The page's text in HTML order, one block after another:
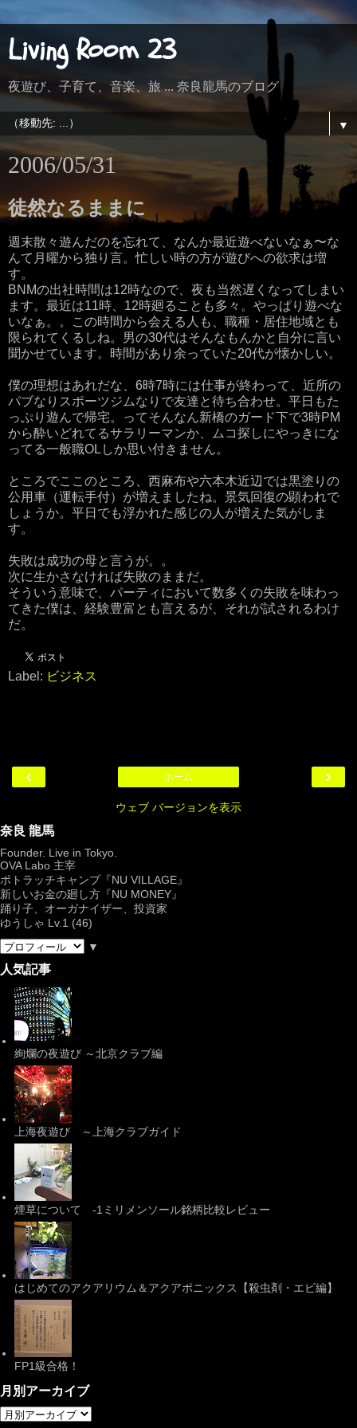
Living Room 23
夜遊び、子育て、音楽、旅 ... 奈良龍馬のブログ
▼
2006/05/31
徒然なるままに
週末散々遊んだのを忘れて、なんか最近遊べないなぁ〜な
んて月曜から独り言。忙しい時の方が遊びへの欲求は増
す。
BNMの出社時間は12時なので、夜も当然遅くなってしまい
ます。最近は11時、12時廻ることも多々。やっぱり遊べな
いなぁ。。この時間から会える人も、職種・居住地域とも
限られてくるしね。男の30代はそんなもんかと自分に言い
聞かせています。時間があり余っていた20代が懐かしい。
僕の理想はあれだな、6時7時には仕事が終わって、近所の
パブなりスポーツジムなりで友達と待ち合わせ。平日もた
っぷり遊んで帰宅。ってそんなん新橋のガード下で3時PM
から酔いどれてるサラリーマンか、ムコ探しにやっきにな
ってる一般職OLしか思い付きません。
ところでここのところ、西麻布や六本木近辺では黒塗りの
公用車（運転手付）が増えましたね。景気回復の顕われで
しょうか。平日でも浮かれた感じの人が増えた気がしま
す。
失敗は成功の母と言うが。。
次に生かさなければ失敗のままだ。
そういう意味で、パーティにおいて数多くの失敗を味わっ
てきた僕は、経験豊富とも言えるが、それが試されるわけ
だ。
Label: ビジネス
‹ ›
ホーム
ウェブ バージョンを表示
奈良 龍馬
Founder. Live in Tokyo.
OVA Labo 主宰
ポトラッチキャンプ『NU VILLAGE』
新しいお金の廻し方『NU MONEY』
踊り子、オーガナイザー、投資家
ゆうしゃ Lv.1 (46)
▼
人気記事
絢爛の夜遊び ～北京クラブ編
上海夜遊び ～上海クラブガイド
煙草について -1ミリメンソール銘柄比較レビュー
はじめてのアクアリウム＆アクアポニックス【殺虫剤・エビ編】
FP1級合格！
月別アーカイブ